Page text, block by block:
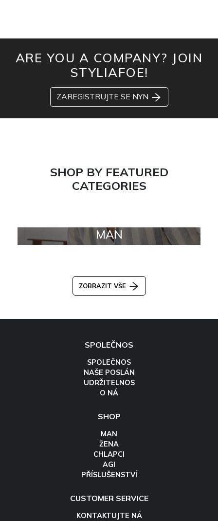
ARE YOU A COMPANY? JOIN
STYLIAFOE!
ZAREGISTRUJTE SE NYN
SHOP BY FEATURED
CATEGORIES
MAN
ZOBRAZIT VŠE
SPOLEČNOS
SPOLEČNOS
NAŠE POSLÁN
UDRŽITELNOS
O NÁ
SHOP
MAN
ŽENA
CHLAPCI
AGI
PŘÍSLUŠENSTVÍ
CUSTOMER SERVICE
KONTAKTUJTE NÁ